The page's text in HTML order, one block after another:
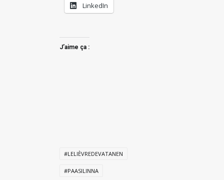
LinkedIn
J’aime ça :
#LELIÈVREDEVATANEN
#PAASILINNA